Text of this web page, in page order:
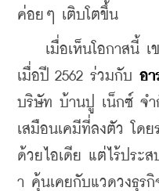
ค่อยๆ เติบโตขึ้น
เมื่อเห็นโอกาสนี้ เข
เมื่อปี 2562 ร่วมกับ อา
บริษัท บ้านปู เน็กซ์ จำ
เสมือนเคมีที่ลงตัว โด
ด้วยไอเดีย แต่ไร้ประ
า คุ้นเคยกับแวดวงธุร